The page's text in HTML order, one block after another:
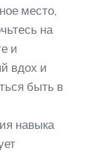
место,
на
и
вдох и
быть в
навыка